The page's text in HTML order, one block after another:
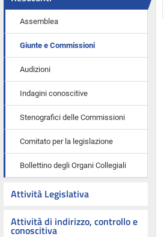
Assemblea
Giunte e Commissioni
Audizioni
Indagini conoscitive
Stenografici delle Commissioni
Comitato per la legislazione
Bollettino degli Organi Collegiali
Attività Legislativa
Attività di indirizzo, controllo e
conoscitiva